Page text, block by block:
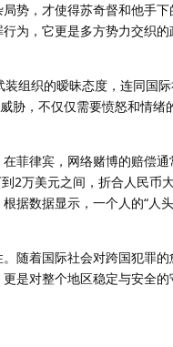
势，才使得苏奇督和他手
为，它更是多方势力交织
组织的暧昧态度，连同国
胁，不仅仅需要愤怒和情绪
菲律宾，网络赌博的赔偿
2万美元之间，折合人民币
据数据显示，一个人的“人
随着国际社会对跨国犯罪
是对整个地区稳定与安全的